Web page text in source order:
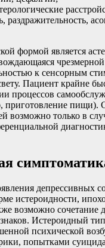
раздражительность,
формой является
к сенсорным
Пациент крайне
процессов
приготовление пищи).
возможно только в
депрессивных
истероидности,
возможно сочетание
Истероидный
психической
попытками